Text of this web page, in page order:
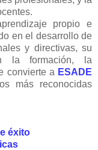
propio e
en el desarrollo de
y directivas, su
la formación, la
convierte a ESADE
más reconocidas
éxito